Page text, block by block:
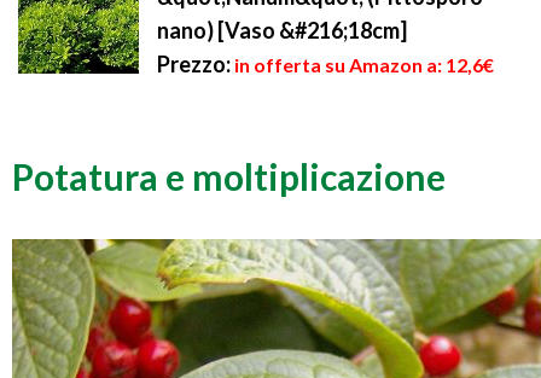
nano) [Vaso &#216;18cm]
Prezzo: in offerta su Amazon a: 12,6€
Potatura e moltiplicazione